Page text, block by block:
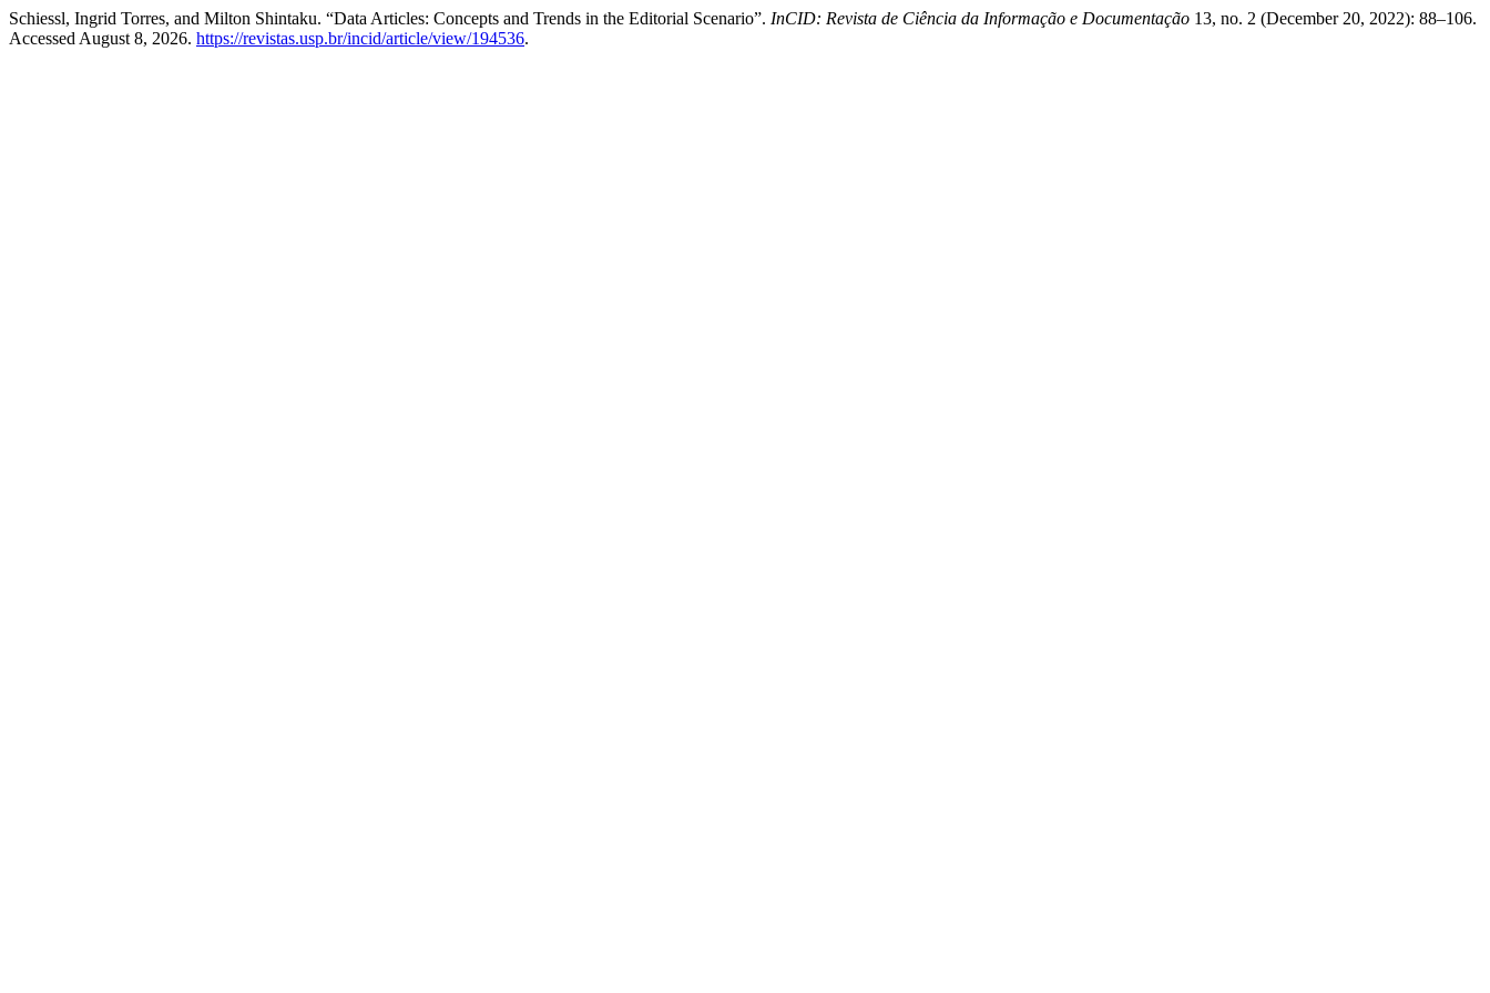
Schiessl, Ingrid Torres, and Milton Shintaku. “Data Articles: Concepts and Trends in the Editorial Scenario”. InCID: Revista de Ciência da Informação e Documentação 13, no. 2 (December 20, 2022): 88–106.
Accessed August 8, 2026. https://revistas.usp.br/incid/article/view/194536.